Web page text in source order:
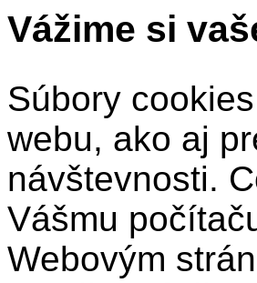
Vážime si
Súbory
webu, ako aj
návštevnosti.
Vášmu
Webovým